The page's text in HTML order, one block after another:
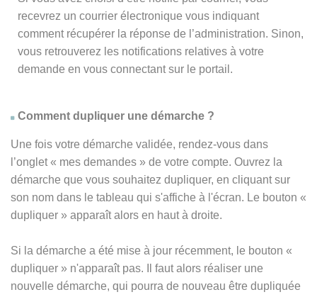
recevrez un courrier électronique vous indiquant
comment récupérer la réponse de l’administration. Sinon,
vous retrouverez les notifications relatives à votre
demande en vous connectant sur le portail.
Comment dupliquer une démarche ?
Une fois votre démarche validée, rendez-vous dans
l’onglet « mes demandes » de votre compte. Ouvrez la
démarche que vous souhaitez dupliquer, en cliquant sur
son nom dans le tableau qui s'affiche à l'écran. Le bouton «
dupliquer » apparaît alors en haut à droite.
Si la démarche a été mise à jour récemment, le bouton «
dupliquer » n'apparaît pas. Il faut alors réaliser une
nouvelle démarche, qui pourra de nouveau être dupliquée